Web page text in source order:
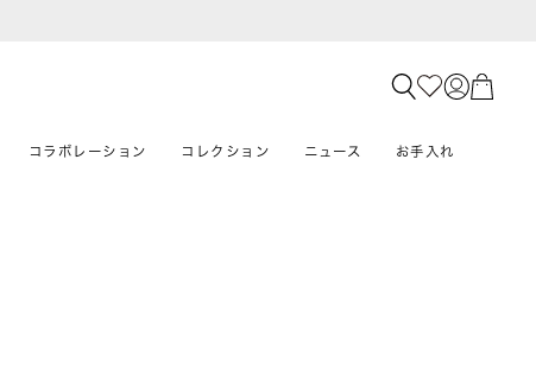
コラボレーション コレクション ニュース お手入れ